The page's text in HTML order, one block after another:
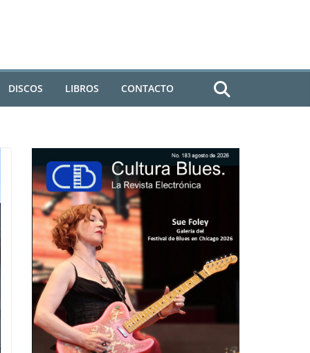
DISCOS LIBROS CONTACTO